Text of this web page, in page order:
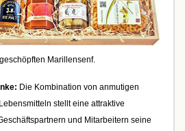
Marillensenf.
Die Kombination von anmutigen
stellt eine attraktive
und Mitarbeitern seine